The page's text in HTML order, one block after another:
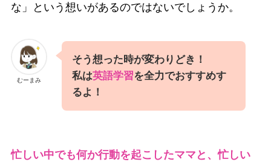
な」という想いがあるのではないでしょうか。
むーまみ
そう想った時が変わりどき！
私は英語学習を全力でおすすめす
るよ！
忙しい中でも何か行動を起こしたママと、忙しい